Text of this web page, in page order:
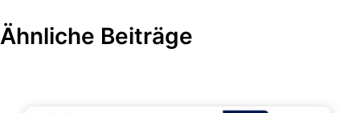
Ähnliche Beiträge